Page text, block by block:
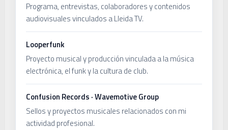
Programa, entrevistas, colaboradores y contenidos
audiovisuales vinculados a Lleida TV.
Looperfunk
Proyecto musical y producción vinculada a la música
electrónica, el funk y la cultura de club.
Confusion Records · Wavemotive Group
Sellos y proyectos musicales relacionados con mi
actividad profesional.